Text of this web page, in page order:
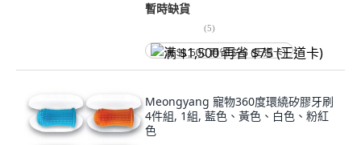
暫時缺貨
(5)
满 $1,500 再省 $75 (王道卡)
Meongyang 寵物360度環繞矽膠牙刷
4件組, 1組, 藍色、黃色、白色、粉紅
色